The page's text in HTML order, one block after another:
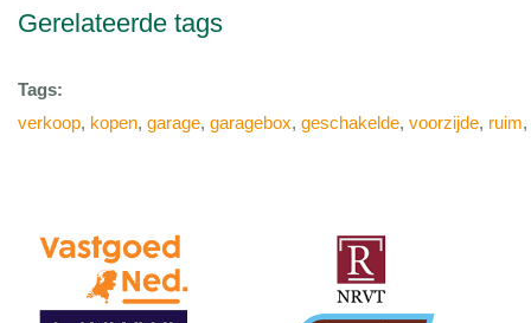
Gerelateerde tags
Tags:
verkoop, kopen, garage, garagebox, geschakelde, voorzijde, ruim,